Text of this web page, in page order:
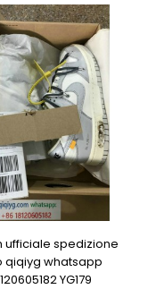
ufficiale spedizione
qiqiyg whatsapp
YG179